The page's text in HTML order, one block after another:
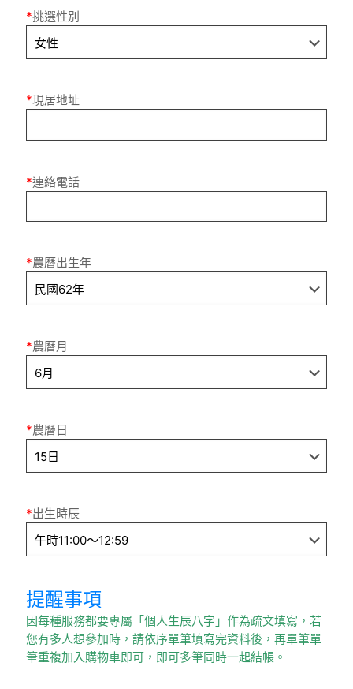
*挑選性別
*現居地址
*連絡電話
*農曆出生年
*農曆月
*農曆日
*出生時辰
提醒事項
因每種服務都要專屬「個人生辰八字」作為疏文填寫，若
您有多人想參加時，請依序單筆填寫完資料後，再單筆單
筆重複加入購物車即可，即可多筆同時一起結帳。